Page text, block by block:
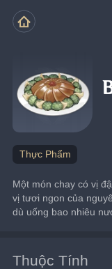
Thực Phẩm
Một món chay có vị
vị tươi ngon của
dù uống bao nhiêu
Thuộc Tính